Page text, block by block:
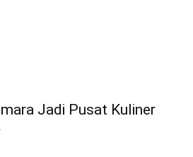
Jadi Pusat Kuliner